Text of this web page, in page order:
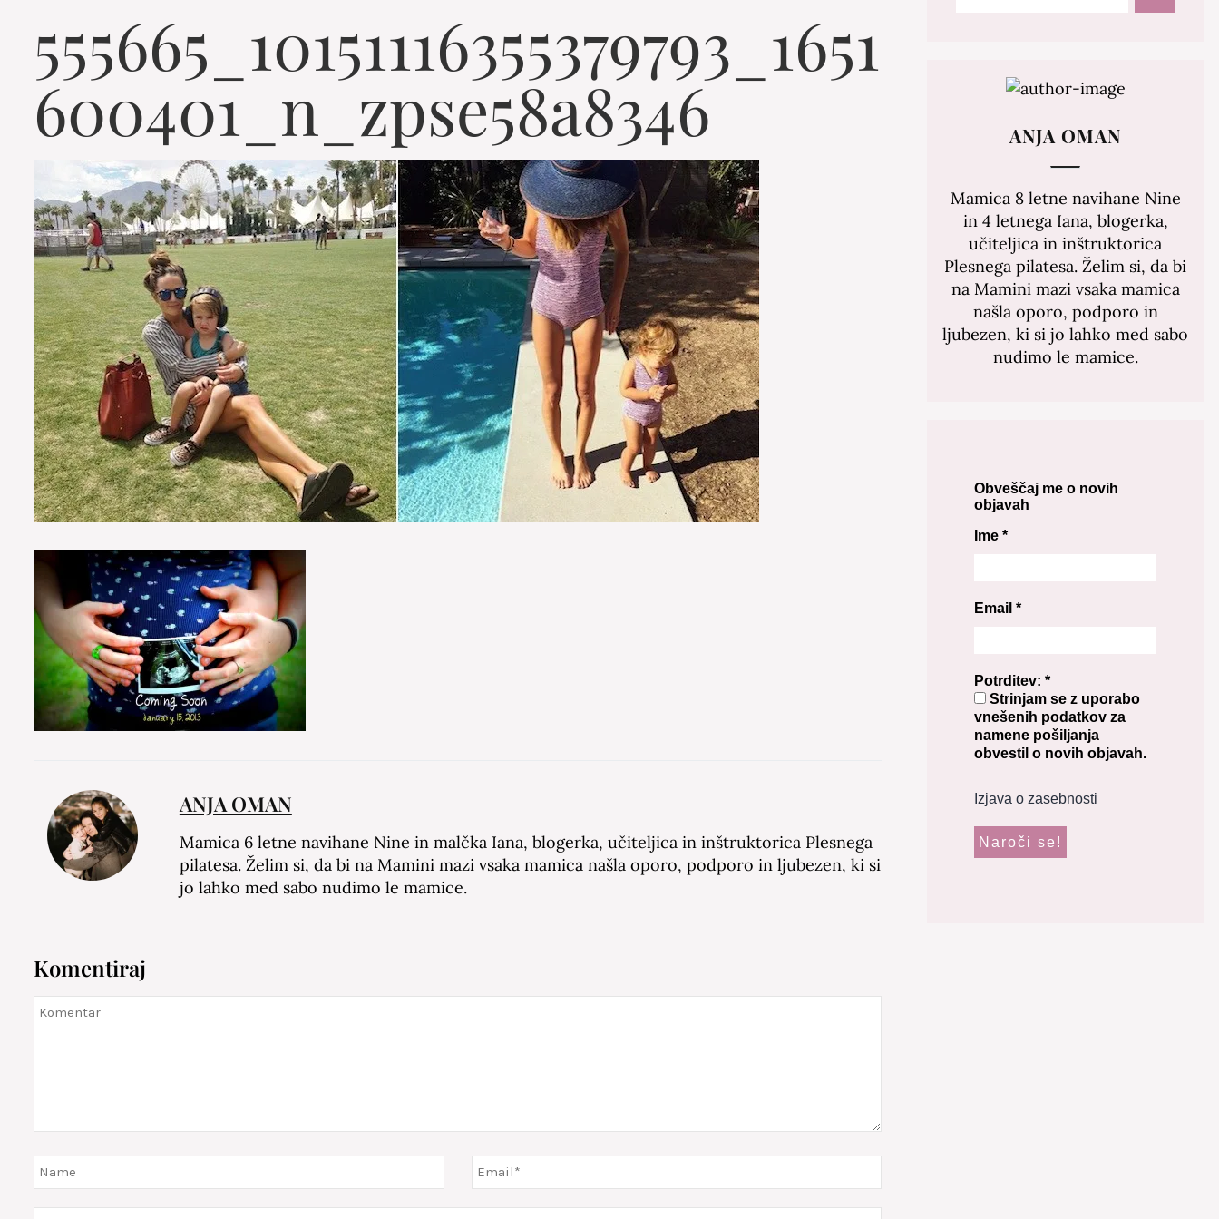
555665_10151116355379793_1651
600401_n_zpse58a8346
ANJA OMAN
Mamica 6 letne navihane Nine in malčka Iana, blogerka, učiteljica in inštruktorica Plesnega
pilatesa. Želim si, da bi na Mamini mazi vsaka mamica našla oporo, podporo in ljubezen, ki si
jo lahko med sabo nudimo le mamice.
Komentiraj
ANJA OMAN
Mamica 8 letne navihane Nine
in 4 letnega Iana, blogerka,
učiteljica in inštruktorica
Plesnega pilatesa. Želim si, da bi
na Mamini mazi vsaka mamica
našla oporo, podporo in
ljubezen, ki si jo lahko med sabo
nudimo le mamice.
Obveščaj me o novih
objavah
Ime *
Email *
Potrditev: *
Strinjam se z uporabo
vnešenih podatkov za
namene pošiljanja
obvestil o novih objavah.
Izjava o zasebnosti